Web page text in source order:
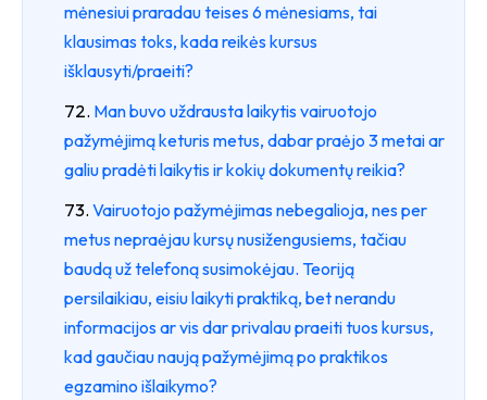
mėnesiui praradau teises 6 mėnesiams, tai
klausimas toks, kada reikės kursus
išklausyti/praeiti?
Man buvo uždrausta laikytis vairuotojo
pažymėjimą keturis metus, dabar praėjo 3 metai ar
galiu pradėti laikytis ir kokių dokumentų reikia?
Vairuotojo pažymėjimas nebegalioja, nes per
metus nepraėjau kursų nusižengusiems, tačiau
baudą už telefoną susimokėjau. Teoriją
persilaikiau, eisiu laikyti praktiką, bet nerandu
informacijos ar vis dar privalau praeiti tuos kursus,
kad gaučiau naują pažymėjimą po praktikos
egzamino išlaikymo?